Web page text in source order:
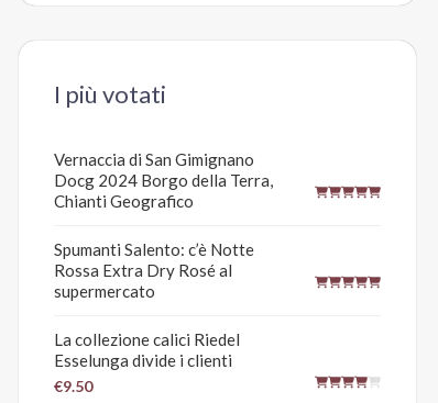
I più votati
Vernaccia di San Gimignano
Docg 2024 Borgo della Terra,
Chianti Geografico
Spumanti Salento: c’è Notte
Rossa Extra Dry Rosé al
supermercato
La collezione calici Riedel
Esselunga divide i clienti
€9.50